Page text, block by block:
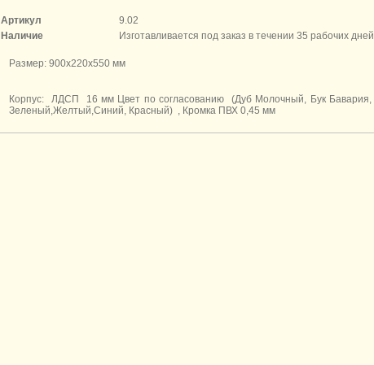
Артикул
9.02
Наличие
Изготавливается под заказ в течении 35 рабочих дней
Размер: 900х220х550 мм
Корпус: ЛДСП 16 мм Цвет по согласованию (Дуб Молочный, Бук Бавария,
Зеленый,Желтый,Синий, Красный) , Кромка ПВХ 0,45 мм